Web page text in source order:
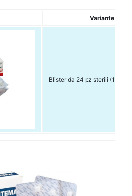
Variante
Blister da 24 pz sterili (15 x